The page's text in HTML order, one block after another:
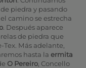
piedra y pasando
camino se estrecha
. Después aparece
de piedra que
Más adelante,
hasta la ermita
O Pereiro, Concello